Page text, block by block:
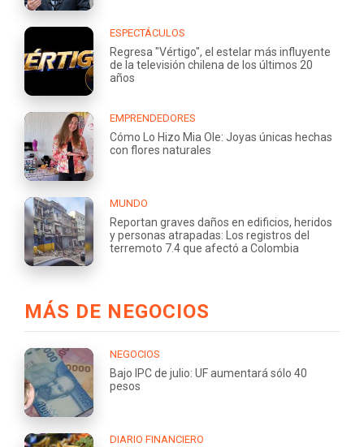
ESPECTÁCULOS
Regresa "Vértigo", el estelar más influyente
de la televisión chilena de los últimos 20
años
EMPRENDEDORES
Cómo Lo Hizo Mia Ole: Joyas únicas hechas
con flores naturales
MUNDO
Reportan graves daños en edificios, heridos
y personas atrapadas: Los registros del
terremoto 7.4 que afectó a Colombia
MÁS DE NEGOCIOS
NEGOCIOS
Bajo IPC de julio: UF aumentará sólo 40
pesos
DIARIO FINANCIERO